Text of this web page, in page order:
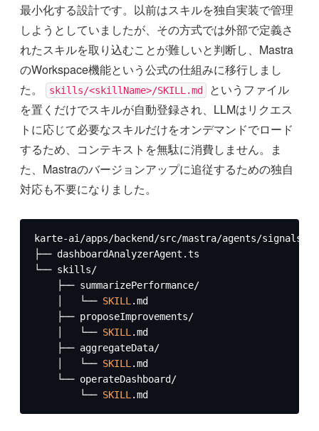
最小化する設計です。以前はスキルを独自実装で管理
しようとしていましたが、その方式では外部で定義さ
れたスキルを取り込むことが難しいと判断し、Mastra
のWorkspace機能という公式の仕組みに移行しまし
た。
skills/<skillName>/SKILL.md
というファイル
を置くだけでスキルが自動登録され、LLMはリクエス
トに応じて必要なスキルだけをオンデマンドでロード
するため、コンテキストを無駄に消費しません。ま
た、Mastraのバージョンアップに追従するための独自
対応も不要になりました。
karte-ai/apps/backend/src/mastra/agents/signals/
├── dashboardAnalyzerAgent.ts
└── skills/
    ├── summarizePerformance/
    │   └──
SKILL .md
    ├── proposeImprovements/
    │   └──
SKILL .md
    ├── aggregateData/
    │   └──
SKILL .md
    └── operateDashboard/
        └──
SKILL .md